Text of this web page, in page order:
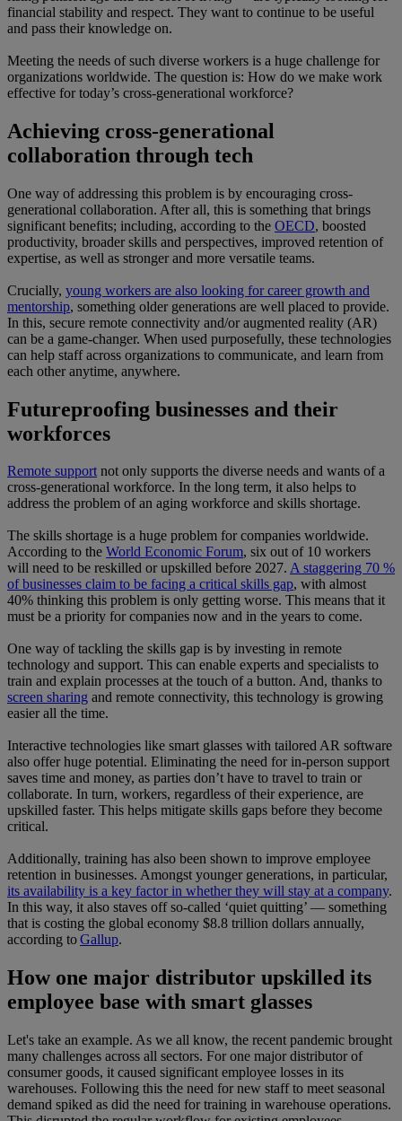
financial stability and respect. They want to continue to be useful
and pass their knowledge on.
Meeting the needs of such diverse workers is a huge challenge for
organizations worldwide. The question is: How do we make work
effective for today’s cross-generational workforce?
Achieving cross-generational
collaboration through tech
One way of addressing this problem is by encouraging cross-
generational collaboration. After all, this is something that brings
significant benefits; including, according to the OECD, boosted
productivity, broader skills and perspectives, improved retention of
expertise, as well as stronger and more versatile teams.
Crucially, young workers are also looking for career growth and
mentorship, something older generations are well placed to provide.
In this, secure remote connectivity and/or augmented reality (AR)
can be a game-changer. When used purposefully, these technologies
can help staff across organizations to communicate, and learn from
each other anytime, anywhere.
Futureproofing businesses and their
workforces
Remote supportnot only supports the diverse needs and wants of a
cross-generational workforce. In the long term, it also helps to
address the problem of an aging workforce and skills shortage.
The skills shortage is a huge problem for companies worldwide.
According to the World Economic Forum, six out of 10 workers
will need to be reskilled or upskilled before 2027. A staggering 70 %
of businesses claim to be facing a critical skills gap, with almost
40% thinking this problem is only getting worse. This means that it
must be a priority for companies now and in the years to come.
One way of tackling the skills gap is by investing in remote
technology and support. This can enable experts and specialists to
train and explain processes at the touch of a button. And, thanks to
screen sharing and remote connectivity, this technology is growing
easier all the time.
Interactive technologies like smart glasses with tailored AR software
also offer huge potential. Eliminating the need for in-person support
saves time and money, as parties don’t have to travel to train or
collaborate. In turn, workers, regardless of their experience, are
upskilled faster. This helps mitigate skills gaps before they become
critical.
Additionally, training has also been shown to improve employee
retention in businesses. Amongst younger generations, in particular,
its availability is a key factor in whether they will stay at a company.
In this way, it also staves off so-called ‘quiet quitting’ — something
that is costing the global economy $8.8 trillion dollars annually,
according toGallup.
How one major distributor upskilled its
employee base with smart glasses
Let's take an example. As we all know, the recent pandemic brought
many challenges across all sectors. For one major distributor of
consumer goods, it caused significant employee losses in its
warehouses. Following this the need for new staff to meet seasonal
demand spiked as did the need for training in warehouse operations.